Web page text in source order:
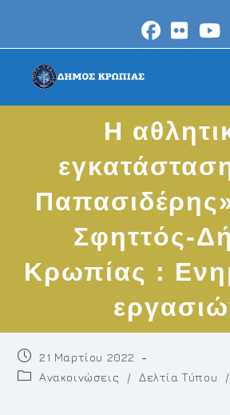
content
Η
Σφηττός-
Κρωπίας :
Post
published:
21 Μαρτίου 2022
PostΑνακοινώσεις / Δελτία Τύπου /